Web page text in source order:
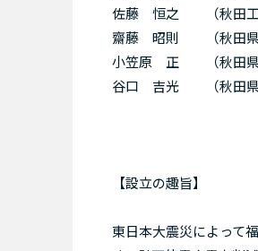
佐藤 恒之 （秋田工
齋藤 昭則 （秋田県
小笠原 正 （秋田県立
谷口 吉光 （秋田県立
【設立の趣旨】
東日本大震災によって